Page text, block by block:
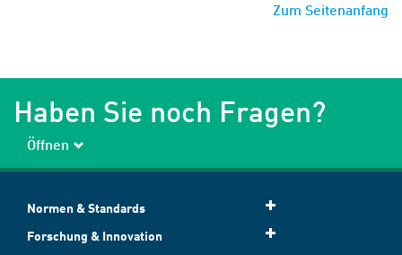
Zum Seitenanfang
Haben Sie noch Fragen?
Öffnen
Normen & Standards
Forschung & Innovation